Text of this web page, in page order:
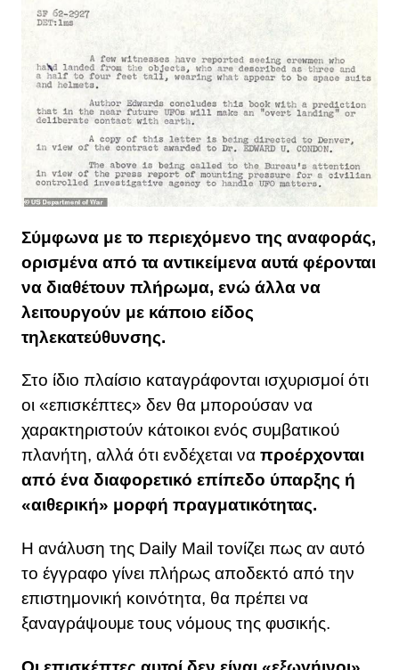
Σύμφωνα με το περιεχόμενο της αναφοράς,
ορισμένα από τα αντικείμενα αυτά φέρονται
να διαθέτουν πλήρωμα, ενώ άλλα να
λειτουργούν με κάποιο είδος
τηλεκατεύθυνσης.
Στο ίδιο πλαίσιο καταγράφονται ισχυρισμοί ότι
οι «επισκέπτες» δεν θα μπορούσαν να
χαρακτηριστούν κάτοικοι ενός συμβατικού
πλανήτη, αλλά ότι ενδέχεται να προέρχονται
από ένα διαφορετικό επίπεδο ύπαρξης ή
«αιθερική» μορφή πραγματικότητας.
Η ανάλυση της Daily Mail τονίζει πως αν αυτό
το έγγραφο γίνει πλήρως αποδεκτό από την
επιστημονική κοινότητα, θα πρέπει να
ξαναγράψουμε τους νόμους της φυσικής.